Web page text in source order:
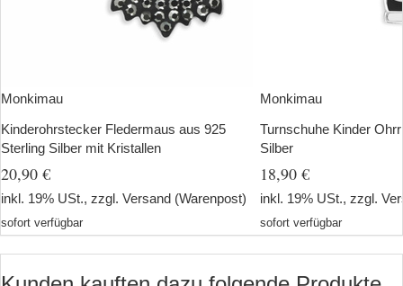
Monkimau
Kinderohrstecker Fledermaus aus 925
Sterling Silber mit Kristallen
20,90 €
inkl. 19% USt., zzgl. Versand (Warenpost)
sofort verfügbar
Monkimau
Turnschuhe Kinder
Silber
18,90 €
inkl. 19% USt., zzgl.
sofort verfügbar